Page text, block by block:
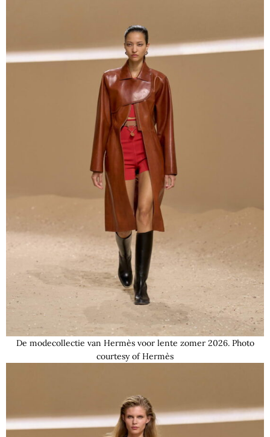
De modecollectie van Hermès voor lente zomer 2026. Photo
courtesy of Hermès